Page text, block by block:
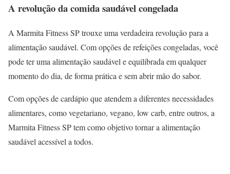
A revolução da comida saudável congelada
A Marmita Fitness SP trouxe uma verdadeira revolução para a
alimentação saudável. Com opções de refeições congeladas, você
pode ter uma alimentação saudável e equilibrada em qualquer
momento do dia, de forma prática e sem abrir mão do sabor.
Com opções de cardápio que atendem a diferentes necessidades
alimentares, como vegetariano, vegano, low carb, entre outros, a
Marmita Fitness SP tem como objetivo tornar a alimentação
saudável acessível a todos.